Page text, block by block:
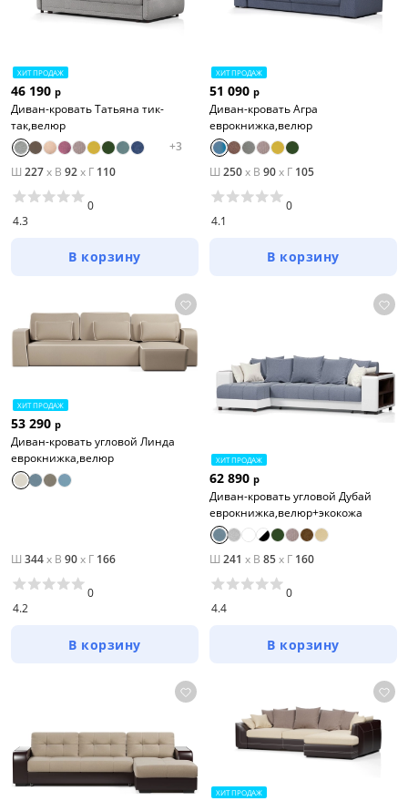
ХИТ ПРОДАЖ
46 190 р
Диван-кровать Татьяна тик-
так,велюр
+3
Ш 227x В 92x Г 110
4.3
0
В корзину
ХИТ ПРОДАЖ
51 090 р
Диван-кровать Агра
еврокнижка,велюр
Ш 250x В 90x Г 105
4.1
0
В корзину
ХИТ ПРОДАЖ
53 290 р
Диван-кровать угловой Линда
еврокнижка,велюр
Ш 344x В 90x Г 166
4.2
0
В корзину
ХИТ ПРОДАЖ
62 890 р
Диван-кровать угловой Дубай
еврокнижка,велюр+экокожа
Ш 241 x В 85x Г 160
4.4
0
В корзину
ХИТ ПРОДАЖ